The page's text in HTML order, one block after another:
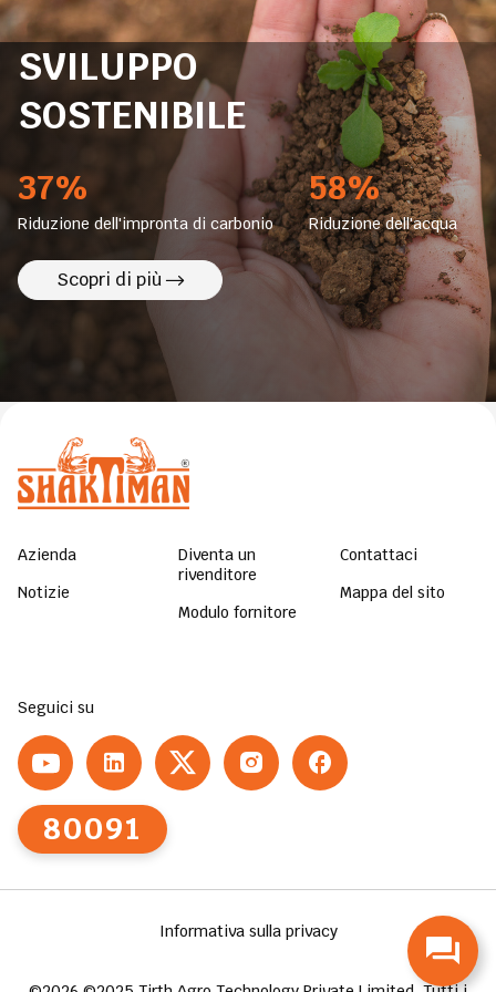
SVILUPPO
SOSTENIBILE
37%
Riduzione dell'impronta di carbonio
58%
Riduzione dell'acqua
Scopri di più
Azienda
Notizie
Diventa un
rivenditore
Modulo fornitore
Contattaci
Mappa del sito
Seguici su
80091
Informativa sulla privacy